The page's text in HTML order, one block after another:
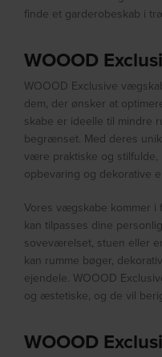
finde et garderobeskab i
WOOOD
WOOOD Exclusive
dem, der ønsker at
skabe er ideelle til mindre
begrænset. Med deres
være praktiske og
opbevaring og dekorative
Vores vægskabe kommer i
kan tilpasses dine
soveværelset, stuen eller
kan rumme bøger,
ejendele. WOOOD
og æstetiske, og de vil
WOOOD